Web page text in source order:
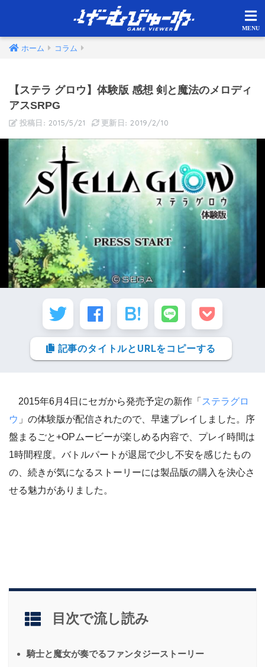
ホーム コラム
【ステラ グロウ】体験版 感想 剣と魔法のメロディ
アスSRPG
2015/5/21 2019/2/10
記事のタイトルとURLをコピーする
2015年6月4日にセガから発売予定の新作「 ステラグロ
ウ 」の体験版が配信されたので、早速プレイしました。
序
盤まるごと+OPムービーが楽しめる内容で、プレイ時間は
1時間程度。バトルパートが退屈で少し不安を感じたもの
の、続きが気になるストーリーには製品版の購入を決心さ
せる魅力がありました。
目次で流し読み
騎士と魔女が奏でるファンタジーストーリー